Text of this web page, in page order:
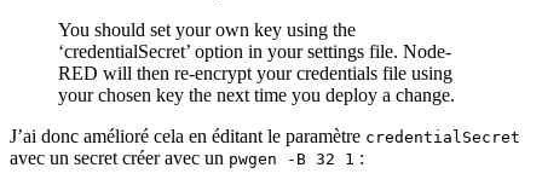
You should set your own key using the
‘credentialSecret’ option in your settings file. Node-
RED will then re-encrypt your credentials file using
your chosen key the next time you deploy a change.
J’ai donc amélioré cela en éditant le paramètre credentialSecret
avec un secret créer avec un pwgen -B 32 1 :